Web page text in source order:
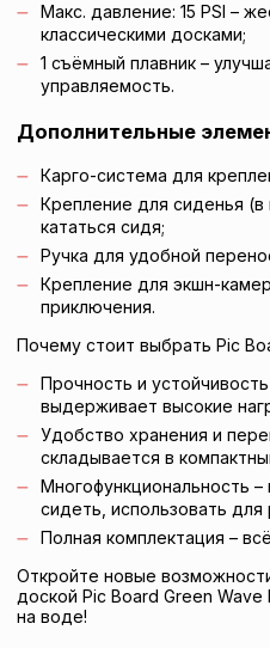
Макс. давление: 15 PSI –
классическими досками;
1 съёмный плавник –
управляемость.
Дополнительные
Карго-система для
Крепление для сиденья
кататься сидя;
Ручка для удобной
Крепление для экшн-
приключения.
Почему стоит выбрать Pic
Прочность и
выдерживает высокие
Удобство хранения и
складывается в
Многофункциональность
сидеть, использовать для
Полная комплектация –
Откройте новые
доской Pic Board Green
на воде!